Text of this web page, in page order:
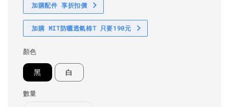
加購配件 享折扣價
加購 MIT防曬透氣棉T 只要190元
顏色
黑 白
數量